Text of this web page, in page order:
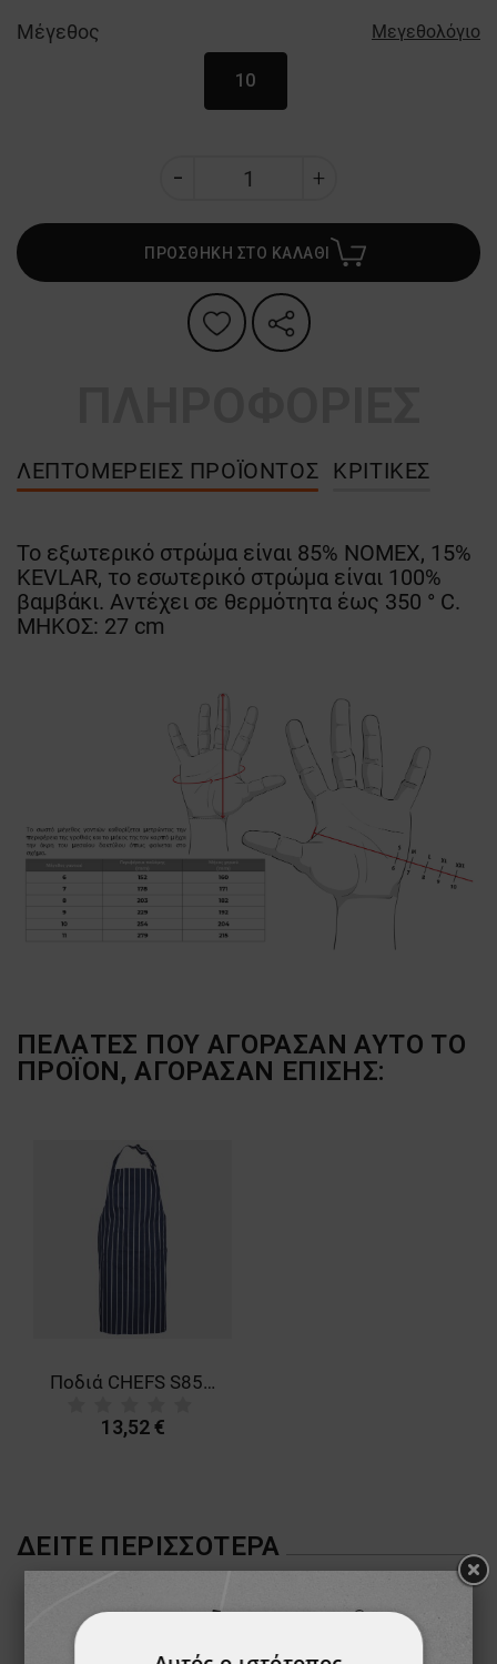
Μέγεθος Μεγεθολόγιο
10
ΠΡΟΣΘΗΚΗ ΣΤΟ ΚΑΛΑΘΙ
ΛΕΠΤΟΜΈΡΕΙΕΣ ΠΡΟΪΌΝΤΟΣ ΚΡΙΤΙΚΈΣ
Το εξωτερικό στρώμα είναι 85% NOMEX, 15%
KEVLAR, το εσωτερικό στρώμα είναι 100%
βαμβάκι. Αντέχει σε θερμότητα έως 350 ° C.
ΜΗΚΟΣ: 27 cm
ΠΕΛΆΤΕΣ ΠΟΥ ΑΓΌΡΑΣΑΝ ΑΥΤΌ ΤΟ
ΠΡΟΪΌΝ, ΑΓΌΡΑΣΑΝ ΕΠΊΣΗΣ:
Ποδιά CHEFS S855 BLUE
13,52 €
ΔΕΊΤΕ ΠΕΡΙΣΣΌΤΕΡΑ